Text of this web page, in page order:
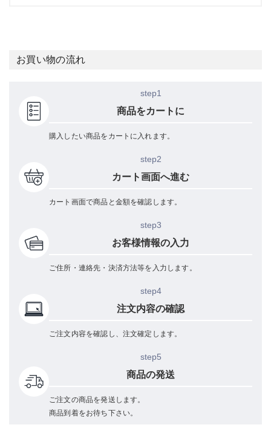
お買い物の流れ
step1
商品をカートに
購入したい商品をカートに入れます。
step2
カート画面へ進む
カート画面で商品と金額を確認します。
step3
お客様情報の入力
ご住所・連絡先・決済方法等を入力します。
step4
注文内容の確認
ご注文内容を確認し、注文確定します。
step5
商品の発送
ご注文の商品を発送します。
商品到着をお待ち下さい。